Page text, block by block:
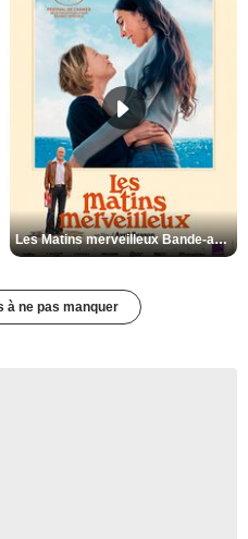
Les Matins merveilleux Bande-annonce VF
à ne pas manquer